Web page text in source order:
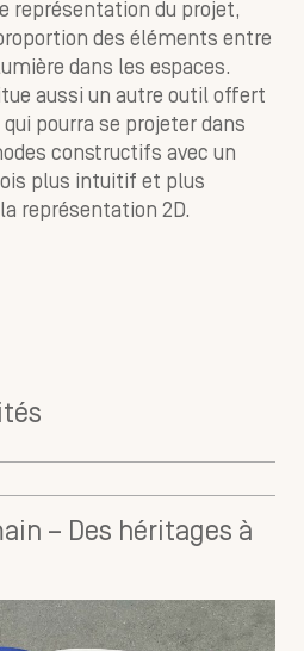
représentation du projet,
des éléments entre
dans les espaces.
aussi un autre outil offert
qui pourra se projeter dans
constructifs avec un
plus intuitif et plus
représentation 2D.
– Des héritages à